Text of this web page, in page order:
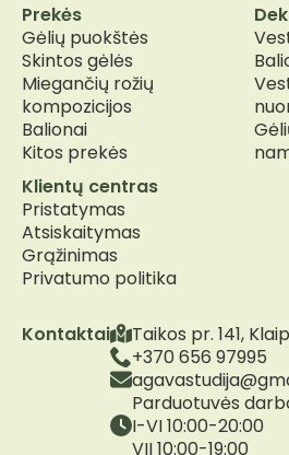
Kontaktai
Taikos pr. 141,
+370 656 97995
Parduotuvės
I-VI 10:00-20:00
VII 10:00-19:00
Prekės
Gėlių puokštės
Skintos gėlės
Miegančių rožių
kompozicijos
Balionai
Kitos prekės
Klientų centras
Pristatymas
Atsiskaitymas
Grąžinimas
Privatumo politika